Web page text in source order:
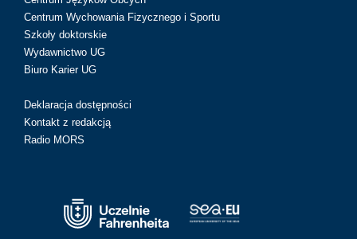
Centrum Wychowania Fizycznego i Sportu
Szkoły doktorskie
Wydawnictwo UG
Biuro Karier UG
Deklaracja dostępności
Kontakt z redakcją
Radio MORS